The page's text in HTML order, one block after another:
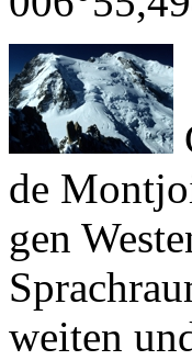
de
gen
weiten
hier wie